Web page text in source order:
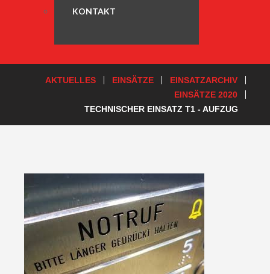
KONTAKT
AKTUELLES EINSÄTZE
EINSATZARCHIV
EINSÄTZE 2020
TECHNISCHER EINSATZ T1 - AUFZUG